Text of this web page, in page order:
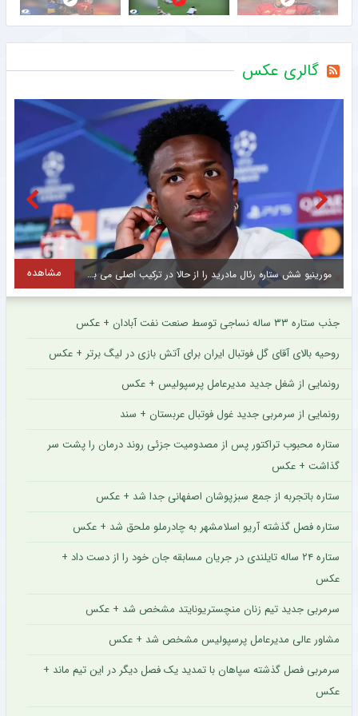
گالری عکس
مورینیو شش ستاره رئال مادرید را از حالا در ترکیب اصلی می بیند مشاهده
جذب ستاره ۳۳ ساله نساجی توسط صنعت نفت آبادان + عکس
روحیه بالای آقای گل فوتبال ایران برای آتش بازی در لیگ برتر + عکس
رونمایی از شغل جدید مدیرعامل پرسپولیس + عکس
رونمایی از سرمربی جدید غول فوتبال عربستان + سند
ستاره محبوب تراکتور پس از مصدومیت جزئی روند درمان را پشت سر
گذاشت + عکس
ستاره باتجربه از جمع سبزپوشان اصفهانی جدا شد + عکس
ستاره فصل گذشته آریو اسلامشهر به چادرملو ملحق شد + عکس
ستاره ۲۴ ساله تایلندی در جریان مسابقه جان خود را از دست داد +
عکس
سرمربی جدید تیم زنان منچستریونایتد مشخص شد + عکس
مشاور عالی مدیرعامل پرسپولیس مشخص شد + عکس
سرمربی فصل گذشته سپاهان با تمدید یک فصل دیگر در این تیم ماند +
عکس